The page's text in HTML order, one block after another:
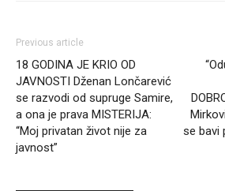
Previous article
18 GODINA JE KRIO OD
JAVNOSTI Dženan Lončarević
se razvodi od supruge Samire,
a ona je prava MISTERIJA:
“Moj privatan život nije za
javnost”
se bavi